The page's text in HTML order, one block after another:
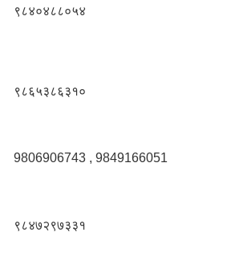
९८४०४८८०५४
९८६५३८६३१०
9806906743 , 9849166051
९८४७२९७३३१